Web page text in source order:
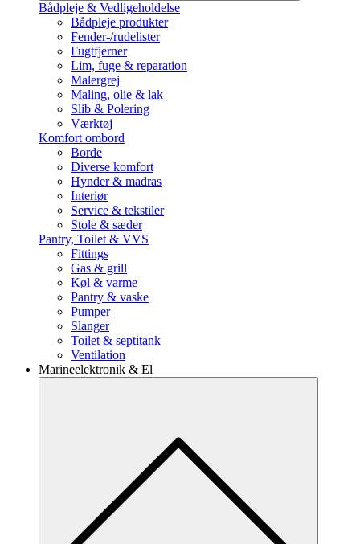
Bådpleje & Vedligeholdelse
Bådpleje produkter
Fender-/rudelister
Fugtfjerner
Lim, fuge & reparation
Malergrej
Maling, olie & lak
Slib & Polering
Værktøj
Komfort ombord
Borde
Diverse komfort
Hynder & madras
Interiør
Service & tekstiler
Stole & sæder
Pantry, Toilet & VVS
Fittings
Gas & grill
Køl & varme
Pantry & vaske
Pumper
Slanger
Toilet & septitank
Ventilation
Marineelektronik & El